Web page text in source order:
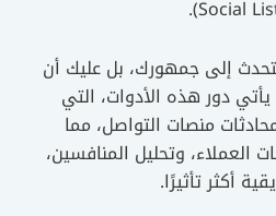
إلى جمهورك، بل عليك أن
دور هذه الأدوات، التي
منصات التواصل، مما
وتحليل المنافسين،
أكثر تأثيرًا.